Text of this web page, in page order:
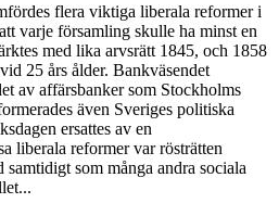
flera viktiga liberala reformer i
varje församling skulle ha minst en
med lika arvsrätt 1845, och 1858
25 års ålder. Bankväsendet
av affärsbanker som Stockholms
även Sveriges politiska
ersattes av en
liberala reformer var rösträtten
som många andra sociala